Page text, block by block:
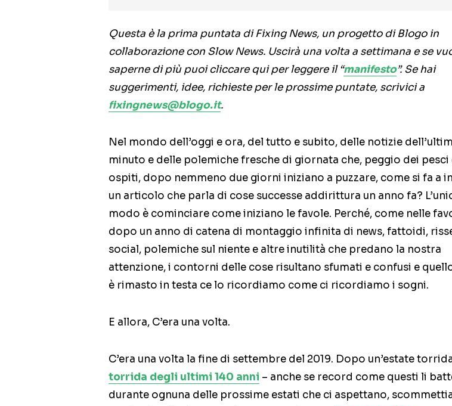
Questa è la prima puntata di Fixing News, un progetto di Blogo in
collaborazione con Slow News. Uscirà una volta a settimana e se
saperne di più puoi cliccare qui per leggere il “manifesto”. Se hai
suggerimenti, idee, richieste per le prossime puntate, scrivici a
fixingnews@blogo.it.
Nel mondo dell’oggi e ora, del tutto e subito, delle notizie
minuto e delle polemiche fresche di giornata che, peggio dei pesci
ospiti, dopo nemmeno due giorni iniziano a puzzare, come si fa a
un articolo che parla di cose successe addirittura un anno fa?
modo è cominciare come iniziano le favole. Perché, come nelle
dopo un anno di catena di montaggio infinita di news, fattoidi,
social, polemiche sul niente e altre inutilità che predano la nostra
attenzione, i contorni delle cose risultano sfumati e confusi e
è rimasto in testa ce lo ricordiamo come ci ricordiamo i sogni.
E allora, C’era una volta.
C’era una volta la fine di settembre del 2019. Dopo un’estate
torrida degli ultimi 140 anni – anche se record come questi li
durante ognuna delle prossime estati che ci aspettano,